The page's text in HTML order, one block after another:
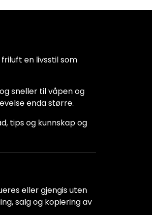
en livsstil som
sneller til våpen og
enda større.
tips og kunnskap og
eller gjengis uten
salg og kopiering av